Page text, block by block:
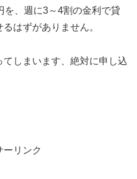
を、週に3～4割の金利で貸
はずがありません。
しまいます、絶対に申し込
ーリンク